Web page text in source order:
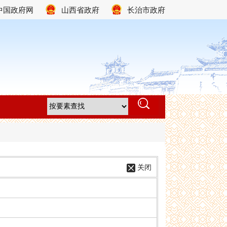
国政府网 山西省政府 长治市政府
关闭